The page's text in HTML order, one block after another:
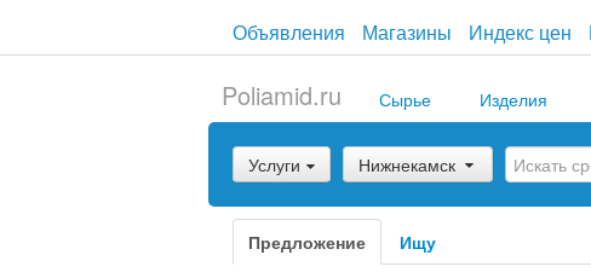
Объявления Магазины Индекс цен
Poliamid.ru Сырье Изделия
Услуги Нижнекамск
Предложение Ищу